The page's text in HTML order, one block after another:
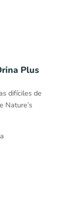
Plus
difíciles de
Nature’s